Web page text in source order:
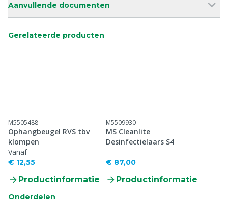
Aanvullende documenten
Gerelateerde producten
M5505488
Ophangbeugel RVS tbv
klompen
Vanaf
€ 12,55
Productinformatie
M5509930
MS Cleanlite
Desinfectielaars S4
€ 87,00
Productinformatie
Onderdelen